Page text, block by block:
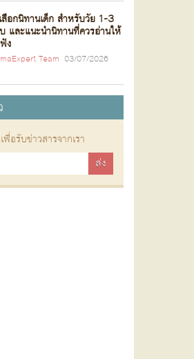
ลือกนิทานเด็ก สำหรับวัย 1-3
และแนะนำนิทานที่ควรอ่านให้
ง
Team 03/07/2026
อรับข่าวสารจากเรา